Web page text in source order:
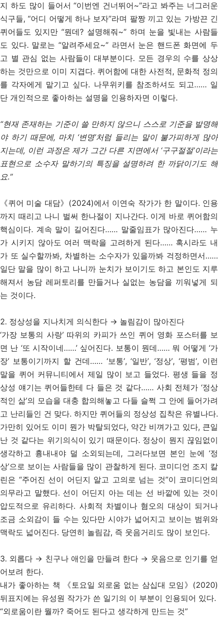
지 하도 많이 들어서 “이번엔 건너뛰어~”라고 봐주는 너그러운
식구들, “어디 어떻게 하나 보자”라며 팔짱 끼고 있는 가방끈 긴
퀴어들도 있지만 “뭔데? 설명해줘~” 하며 눈을 빛내는 사람들
도 있다. 말로는 “알려주세요~” 라면서 눈은 핸드폰 화면에 두
고 별 관심 없는 사람들이 대부분이다. 모든 경우의 수를 상상
하는 것만으로 이미 지겹다. 퀴어함에 대한 사전적, 문화적 정의
를 각자에게 맡기고 싶다. 나무위키를 참조하셔도 되고…… 일
단 개인적으로 좋아하는 설명을 인용하자면 이렇다.
“현재 존재하는 기준이 쓸 만하지 않으니 스스로 기준을 발명해
야 하기 때문에, 마치 ‘변명’처럼 들리는 말이 불가피하게 많아
지는데, 이런 과정은 제가 그간 다른 지면에서 ‘구구절절’이라는
표현으로 소수자 말하기의 특징을 설명하려 한 까닭이기도 해
요.”
《퀴어 미술 대담》(2024)에서 이연숙 작가가 한 말이다. 인용
까지 때리고 나니 벌써 한나절이 지나간다. 이게 바로 퀴어함의
핵심이다. 계속 말이 길어진다…… 말줄임표가 많아진다…… 누
가 시키지 않아도 여러 맥락을 고려하게 된다…… 혹시라도 내
가 또 실수할까봐, 차별하는 소수자가 있을까봐 걱정하면서……
일단 말을 많이 하고 나니까 눈치가 보이기도 하고 본인도 지루
해져서 농담 레퍼토리를 만들거나 실없는 농담을 끼워넣게 되
는 것이다.
2. 정상성을 지나치게 의식한다 → 놀림감이 많아진다
‘가장 보통의 사랑’ 따위의 카피가 쓰인 퀴어 영화 포스터를 보
면 난 ‘또 시작이네……’ 싶어진다. 보통이 뭔데…… 뭐 어떻게 ‘가
장’ 보통이기까지 할 건데…… ‘보통’, ‘일반’, ‘정상’, ‘평범’, 이런
말을 퀴어 커뮤니티에서 제일 많이 보고 들었다. 평생 들을 정
상성 얘기는 퀴어들한테 다 들은 것 같다…… 사회 전체가 ‘정상
적인 삶’의 모습을 대충 합의해놓고 다들 슬쩍 그 안에 들어가려
고 난리들인 건 맞다. 하지만 퀴어들의 정상성 집착은 유별나다.
가만히 있어도 이미 뭔가 박탈되었다, 약간 비껴가고 있다, 큰일
난 것 같다는 위기의식이 있기 때문이다. 정상이 뭔지 끊임없이
생각하고 흉내내야 덜 소외되는데, 그러다보면 본인 눈에 ‘정
상’으로 보이는 사람들을 많이 관찰하게 된다. 코미디언 조지 칼
린은 “주어진 선이 어딘지 알고 고의로 넘는 것”이 코미디언의
의무라고 말했다. 선이 어딘지 아는 데는 선 바깥에 있는 것이
압도적으로 유리하다. 사회적 차별이나 혐오의 대상이 되거나
조금 소외감이 들 수는 있다만 시야가 넓어지고 보이는 범위와
맥락도 넓어진다. 당연히 놀림감, 즉 웃음거리도 많이 보인다.
3. 외롭다 → 친구나 애인을 만들려 한다 → 웃음으로 인기를 얻
어보려 한다.
내가 좋아하는 책 《토요일 외로움 없는 삼십대 모임》(2020)
뒤표지에는 유성원 작가가 쓴 일기의 이 부분이 인용되어 있다.
“외로움이란 뭘까? 죽어도 된다고 생각하게 만드는 것”